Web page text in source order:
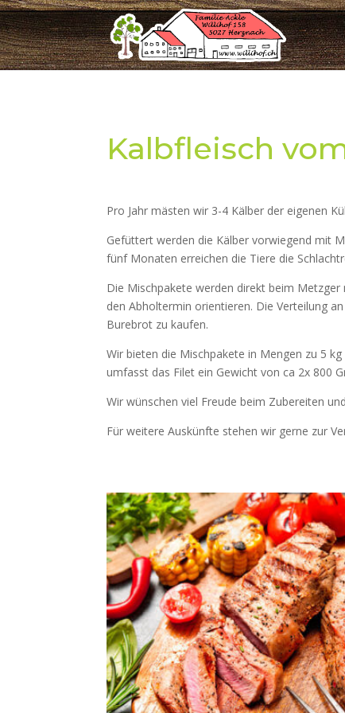
Kalbfleisch
Pro Jahr mästen wir 3-4 Kälber der eigenen
Gefüttert werden die Kälber vorwiegend mit
fünf Monaten erreichen die Tiere die
Die Mischpakete werden direkt beim
den Abholtermin orientieren. Die Verteilung
Burebrot zu kaufen.
Wir bieten die Mischpakete in Mengen zu 5
umfasst das Filet ein Gewicht von ca 2x 800
Wir wünschen viel Freude beim Zubereiten
Für weitere Auskünfte stehen wir gerne zur